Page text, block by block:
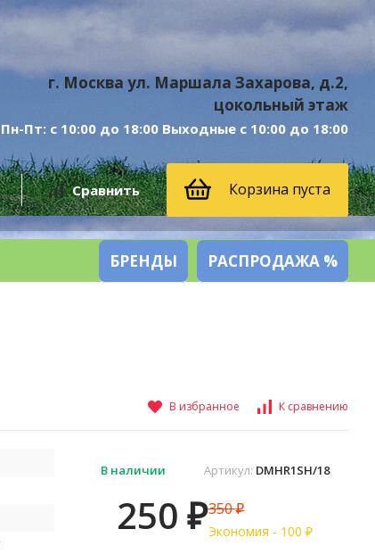
г. Москва ул. Маршала Захарова, д.2,
цокольный этаж
Пн-Пт: с 10:00 до 18:00 Выходные с 10:00 до 18:00
Сравнить Корзина пуста
БРЕНДЫ РАСПРОДАЖА %
В избранное К сравнению
Артикул: DMHR1SH/18
В наличии
250 ₽350₽
Экономия - 100 ₽